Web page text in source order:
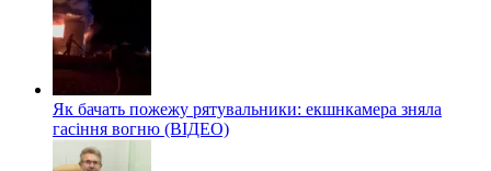
Як бачать пожежу рятувальники: екшнкамера зняла
гасіння вогню (ВІДЕО)